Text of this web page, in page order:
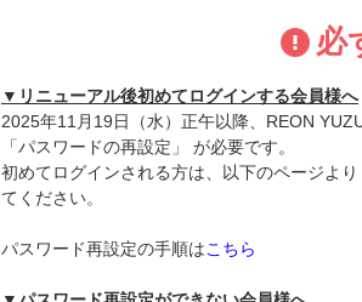
必
▼リニューアル後初めてログインする会員様へ
2025年11月19日（水）正午以降、REON
「パスワードの再設定」 が必要です。
初めてログインされる方は、以下のページよ
てください。
パスワード再設定の手順はこちら